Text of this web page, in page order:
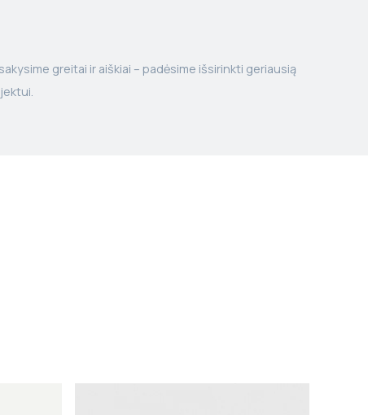
greitai ir aiškiai – padėsime išsirinkti geriausią